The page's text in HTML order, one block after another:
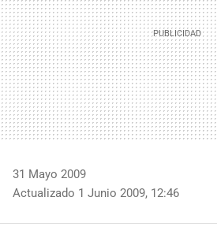
31 Mayo 2009
Actualizado 1 Junio 2009, 12:46